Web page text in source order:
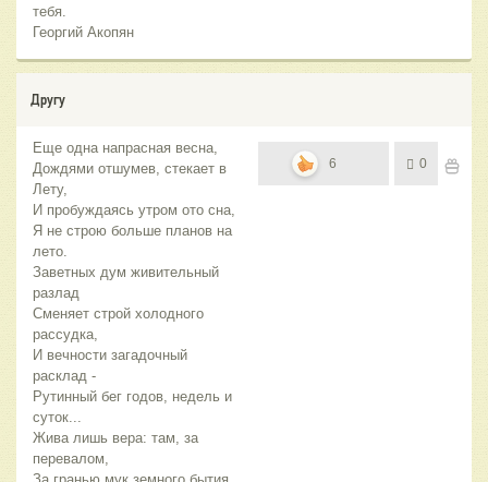
тебя.
Георгий Акопян
Другу
Еще одна напрасная весна,
Дождями отшумев, стекает в
Лету,
И пробуждаясь утром ото сна,
Я не строю больше планов на
лето.
Заветных дум живительный
разлад
Сменяет строй холодного
рассудка,
И вечности загадочный
расклад -
Рутинный бег годов, недель и
суток...
Жива лишь вера: там, за
перевалом,
6 0